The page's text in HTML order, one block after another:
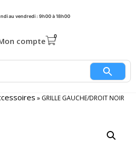
au vendredi : 9h00 à 18h00
compte
» GRILLE GAUCHE/DROIT NOIR